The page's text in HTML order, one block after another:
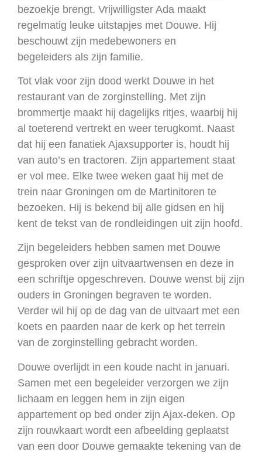
bezoekje brengt. Vrijwilligster Ada maakt
regelmatig leuke uitstapjes met Douwe. Hij
beschouwt zijn medebewoners en
begeleiders als zijn familie.
Tot vlak voor zijn dood werkt Douwe in het
restaurant van de zorginstelling. Met zijn
brommertje maakt hij dagelijks ritjes, waarbij hij
al toeterend vertrekt en weer terugkomt. Naast
dat hij een fanatiek Ajaxsupporter is, houdt hij
van auto’s en tractoren. Zijn appartement staat
er vol mee. Elke twee weken gaat hij met de
trein naar Groningen om de Martinitoren te
bezoeken. Hij is bekend bij alle gidsen en hij
kent de tekst van de rondleidingen uit zijn hoofd.
Zijn begeleiders hebben samen met Douwe
gesproken over zijn uitvaartwensen en deze in
een schriftje opgeschreven. Douwe wenst bij zijn
ouders in Groningen begraven te worden.
Verder wil hij op de dag van de uitvaart met een
koets en paarden naar de kerk op het terrein
van de zorginstelling gebracht worden.
Douwe overlijdt in een koude nacht in januari.
Samen met een begeleider verzorgen we zijn
lichaam en leggen hem in zijn eigen
appartement op bed onder zijn Ajax-deken. Op
zijn rouwkaart wordt een afbeelding geplaatst
van een door Douwe gemaakte tekening van de